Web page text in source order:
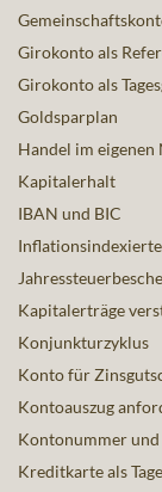
Girokonto als
Girokonto als
Goldsparplan
Handel im eigenen
Kapitalerhalt
IBAN und BIC
Kapitalerträge
Konjunkturzyklus
Konto für
Kontoauszug
Kontonummer
Kreditkarte als